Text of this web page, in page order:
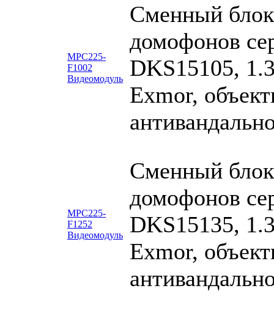
MPC225-
F1002
Видеомодуль
Сменный
домофонов
DKS15105,
Exmor,
MPC225-
F1252
Видеомодуль
Сменный
домофонов
DKS15135,
Exmor,